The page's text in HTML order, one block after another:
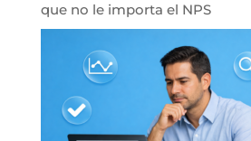
que no le importa el NPS